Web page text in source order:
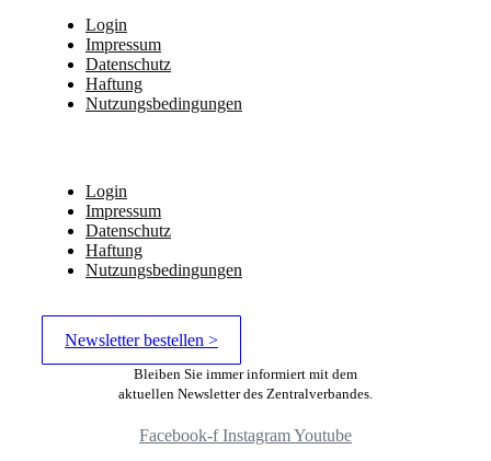
Login
Impressum
Datenschutz
Haftung
Nutzungsbedingungen
Login
Impressum
Datenschutz
Haftung
Nutzungsbedingungen
Newsletter bestellen >
Bleiben Sie immer informiert mit dem
aktuellen Newsletter des Zentralverbandes.
Facebook-f InstagramYoutube